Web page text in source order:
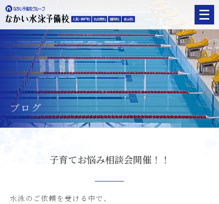
メ
ニ
ュ
ー
を
開
く
ブログ
子育てお悩み相談会開催！！
水泳のご依頼を受ける中で、